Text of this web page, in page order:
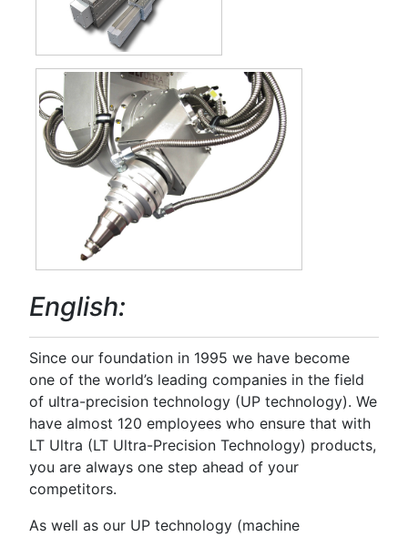
English:
Since our foundation in 1995 we have become
one of the world’s leading companies in the field
of ultra-precision technology (UP technology). We
have almost 120 employees who ensure that with
LT Ultra (LT Ultra-Precision Technology) products,
you are always one step ahead of your
competitors.
As well as our UP technology (machine